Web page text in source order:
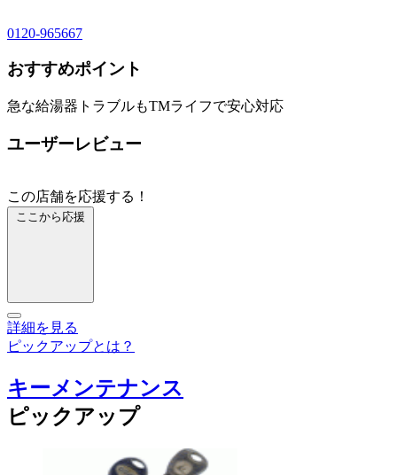
0120-965667
おすすめポイント
急な給湯器トラブルもTMライフで安心対応
ユーザーレビュー
この店舗を応援する！
ここから応援
詳細を見る
ピックアップとは？
キーメンテナンス
ピックアップ